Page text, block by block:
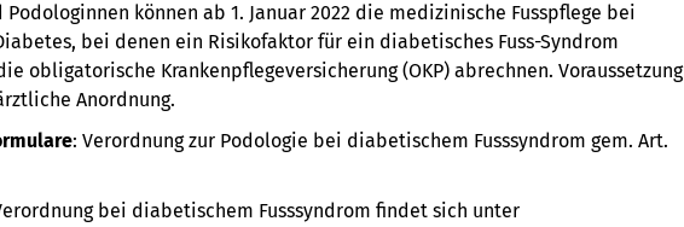
Podologinnen können ab 1. Januar 2022 die medizinische Fusspflege bei
bei denen ein Risikofaktor für ein diabetisches Fuss-Syndrom
obligatorische Krankenpflegeversicherung (OKP) abrechnen. Voraussetzung
Anordnung.
: Verordnung zur Podologie bei diabetischem Fusssyndrom gem. Art.
bei diabetischem Fusssyndrom findet sich unter